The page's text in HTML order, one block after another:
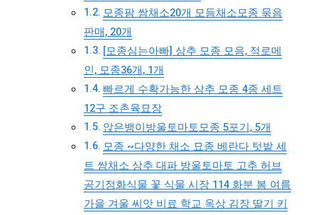
모종팜 쌈채소20개 모듬채소모종 묶음
판매, 20개
[모종심는아빠] 상추 모종 모음, 적로메
인, 모종36개, 1개
빠르게 수확가능한 상추 모종 4종 세트
12구 조촌육묘장
앉은뱅이방울토마토모종 5포기, 5개
모종 ~다양한 채소 묘종 베란다 텃밭 세
트 쌈채소 상추 대파 방울토마토 고추 허브
공기정화식물 꽃 식물 시장 114 화분 봄 여름
가을 겨울 씨앗 비료 학교 옥상 김장 딸기 키